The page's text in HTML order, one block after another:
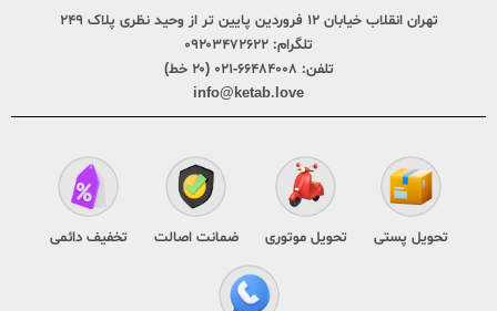
تهران انقلاب خیابان ۱۲ فروردین پایین تر از وحید نظری پلاک ۲۴۹
تلگرام: ۰۹۲۰۳۴۷۲۶۲۲
تلفن: ۶۶۴۸۴۰۰۸-۰۲۱ (۲۰ خط)
info@ketab.love
تحویل پستی تحویل موتوری ضمانت اصالت تخفیف دائمی